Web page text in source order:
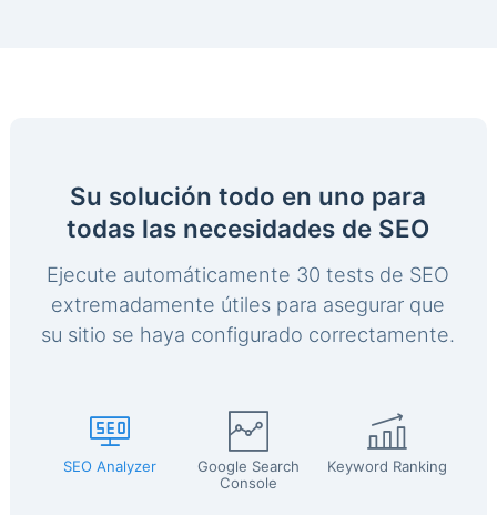
Su solución todo en uno para
todas las necesidades de SEO
Ejecute automáticamente 30 tests de SEO
extremadamente útiles para asegurar que
su sitio se haya configurado correctamente.
SEO Analyzer
Google Search
Console
Keyword Ranking